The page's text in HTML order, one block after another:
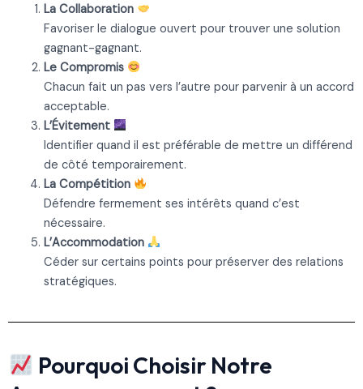
La Collaboration
Favoriser le dialogue ouvert pour trouver une solution
gagnant-gagnant.
Le Compromis
Chacun fait un pas vers l’autre pour parvenir à un accord
acceptable.
L’Évitement
Identifier quand il est préférable de mettre un différend
de côté temporairement.
La Compétition
Défendre fermement ses intérêts quand c’est
nécessaire.
L’Accommodation
Céder sur certains points pour préserver des relations
stratégiques.
Pourquoi Choisir Notre